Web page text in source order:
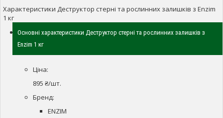
Характеристики Деструктор стерні та рослинних залишків з Enzim
1 кг
Основні характеристики Деструктор стерні та рослинних залишків з
Enzim 1 кг
Ціна:
895 ₴/шт.
Бренд:
ENZIM